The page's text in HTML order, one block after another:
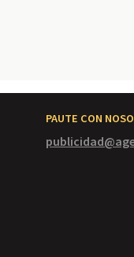
PAUTE CON